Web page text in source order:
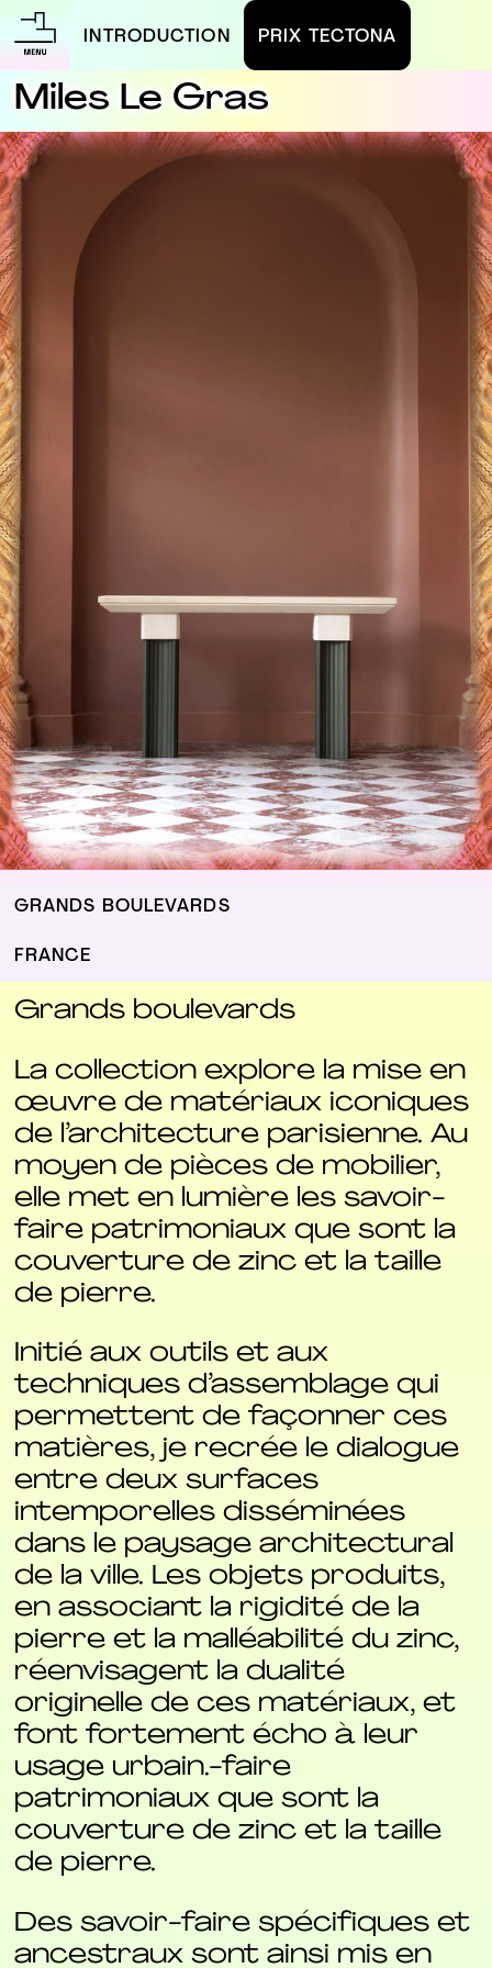
Miles Le Gras
INTRODUCTION PRIX TECTONA
GRANDS BOULEVARDS
FRANCE
Grands boulevards
La collection explore la mise en
œuvre de matériaux iconiques
de l’architecture parisienne. Au
moyen de pièces de mobilier,
elle met en lumière les savoir-
faire patrimoniaux que sont la
couverture de zinc et la taille
de pierre.
Initié aux outils et aux
techniques d’assemblage qui
permettent de façonner ces
matières, je recrée le dialogue
entre deux surfaces
intemporelles disséminées
dans le paysage architectural
de la ville. Les objets produits,
en associant la rigidité de la
pierre et la malléabilité du zinc,
réenvisagent la dualité
originelle de ces matériaux, et
font fortement écho à leur
usage urbain.-faire
patrimoniaux que sont la
couverture de zinc et la taille
de pierre.
Des savoir-faire spécifiques et
ancestraux sont ainsi mis en